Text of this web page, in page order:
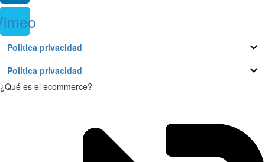
Política privacidad
Política privacidad
¿Qué es el ecommerce?